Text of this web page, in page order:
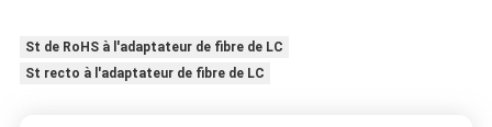
St de RoHS à l'adaptateur de fibre de LC
St recto à l'adaptateur de fibre de LC